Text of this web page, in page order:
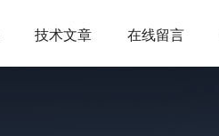
技术文章 在线留言